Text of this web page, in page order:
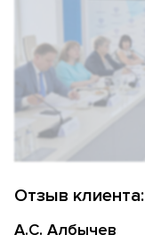
Отзыв клиента:
А.С. Албычев